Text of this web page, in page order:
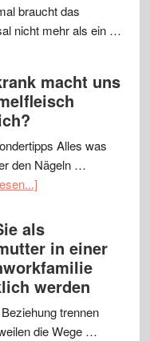
braucht das
nicht mehr als ein …
macht uns
Alles was
den Nägeln …
als
in einer
werden
trennen
die Wege …